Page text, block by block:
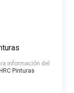
información del
Pinturas